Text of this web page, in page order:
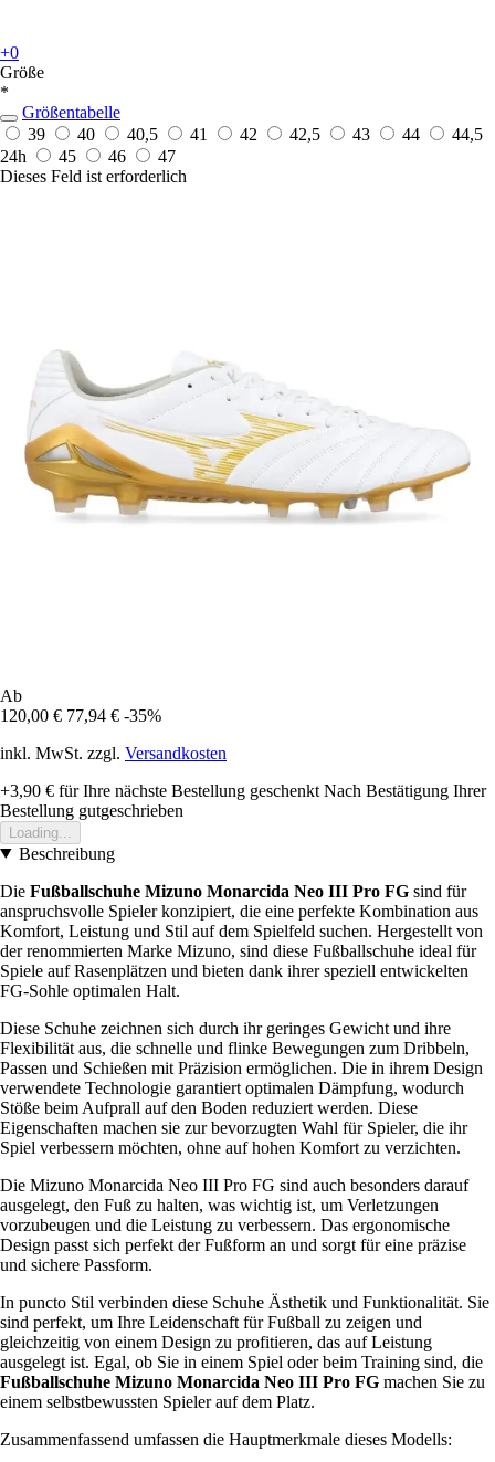
+0
Größe
*
Größentabelle
39
40 40,5 41 42 42,5 43 44
44,5
24h
45 46
47
Dieses Feld ist erforderlich
Ab
120,00 € 77,94 € -35%
inkl. MwSt. zzgl. Versandkosten
+3,90 € für Ihre nächste Bestellung geschenkt Nach Bestätigung Ihrer
Bestellung gutgeschrieben
Loading...
Beschreibung
Die Fußballschuhe Mizuno Monarcida Neo III Pro FG sind für
anspruchsvolle Spieler konzipiert, die eine perfekte Kombination aus
Komfort, Leistung und Stil auf dem Spielfeld suchen. Hergestellt von
der renommierten Marke Mizuno, sind diese Fußballschuhe ideal für
Spiele auf Rasenplätzen und bieten dank ihrer speziell entwickelten
FG-Sohle optimalen Halt.
Diese Schuhe zeichnen sich durch ihr geringes Gewicht und ihre
Flexibilität aus, die schnelle und flinke Bewegungen zum Dribbeln,
Passen und Schießen mit Präzision ermöglichen. Die in ihrem Design
verwendete Technologie garantiert optimalen Dämpfung, wodurch
Stöße beim Aufprall auf den Boden reduziert werden. Diese
Eigenschaften machen sie zur bevorzugten Wahl für Spieler, die ihr
Spiel verbessern möchten, ohne auf hohen Komfort zu verzichten.
Die Mizuno Monarcida Neo III Pro FG sind auch besonders darauf
ausgelegt, den Fuß zu halten, was wichtig ist, um Verletzungen
vorzubeugen und die Leistung zu verbessern. Das ergonomische
Design passt sich perfekt der Fußform an und sorgt für eine präzise
und sichere Passform.
In puncto Stil verbinden diese Schuhe Ästhetik und Funktionalität. Sie
sind perfekt, um Ihre Leidenschaft für Fußball zu zeigen und
gleichzeitig von einem Design zu profitieren, das auf Leistung
ausgelegt ist. Egal, ob Sie in einem Spiel oder beim Training sind, die
Fußballschuhe Mizuno Monarcida Neo III Pro FG machen Sie zu
einem selbstbewussten Spieler auf dem Platz.
Zusammenfassend umfassen die Hauptmerkmale dieses Modells: